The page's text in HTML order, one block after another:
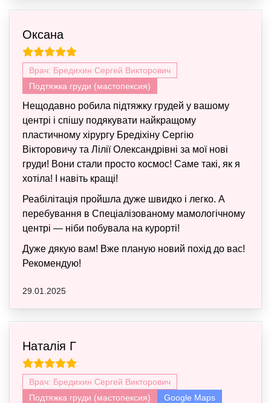
Оксана
Врач: Бредихин Сергей Викторович
Подтяжка груди (мастопексия)
Нещодавно робила підтяжку грудей у вашому
центрі і спішу подякувати найкращому
пластичному хірургу Бредіхіну Сергію
Вікторовичу та Лілії Олександрівні за мої нові
груди! Вони стали просто космос! Саме такі, як я
хотіла! І навіть кращі!
Реабілітація пройшла дуже швидко і легко. А
перебування в Спеціалізованому мамологічному
центрі — ніби побувала на курорті!
Дуже дякую вам! Вже планую новий похід до вас!
Рекомендую!
29.01.2025
Наталія Г
Врач: Бредихин Сергей Викторович
Подтяжка груди (мастопексия)
Google Maps